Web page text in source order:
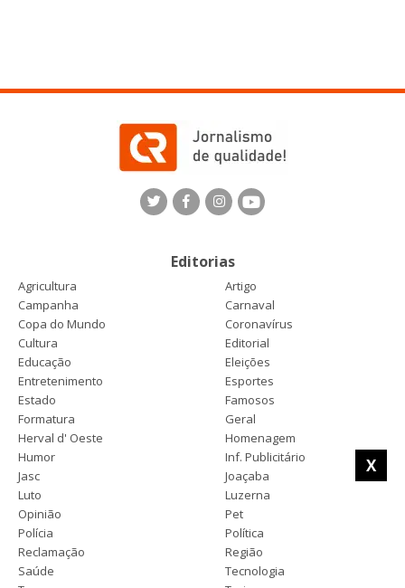
X
Editorias
Agricultura
Artigo
Campanha
Carnaval
Copa do Mundo
Coronavírus
Cultura
Editorial
Educação
Eleições
Entretenimento
Esportes
Estado
Famosos
Formatura
Geral
Herval d' Oeste
Homenagem
Humor
Inf. Publicitário
Jasc
Joaçaba
Luto
Luzerna
Opinião
Pet
Polícia
Política
Reclamação
Região
Saúde
Tecnologia